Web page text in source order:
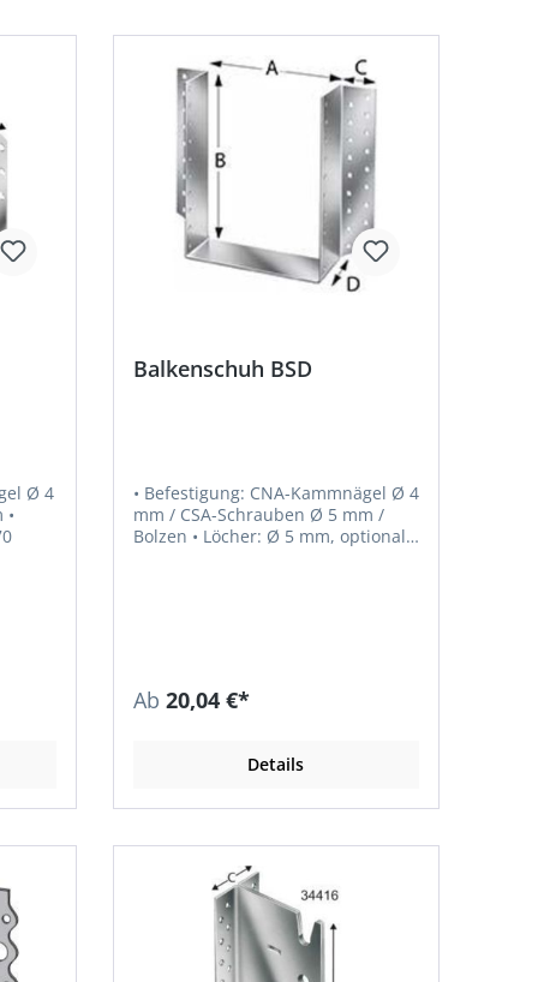
DE,
Ø 4
Balkenschuh BSD
• Befestigung: CNA-Kammnägel Ø 4
mm / CSA-Schrauben Ø 5 mm /
Bolzen • Löcher: Ø 5 mm, optional:
Ab 20,04 €*
Details